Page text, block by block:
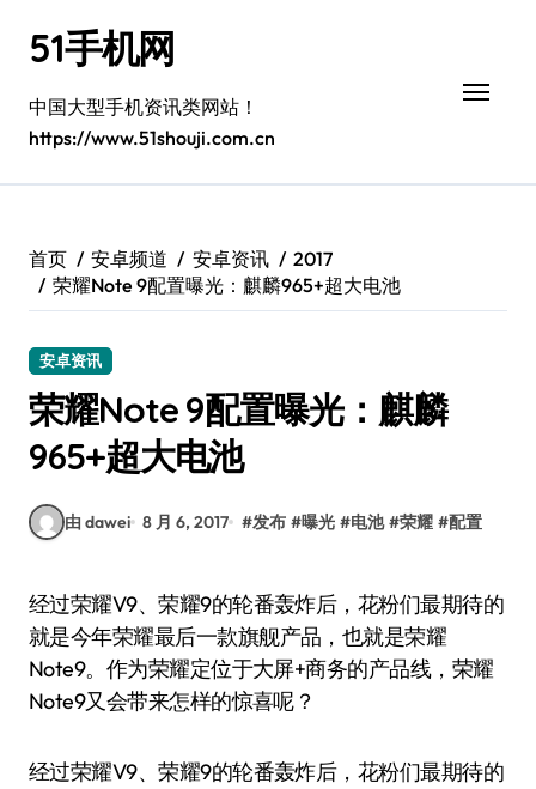
51手机网
中国大型手机资讯类网站！
https://www.51shouji.com.cn
首页 安卓频道 安卓资讯
2017
荣耀Note 9配置曝光：麒麟965+超大电池
安卓资讯
荣耀Note 9配置曝光：麒麟
965+超大电池
由 dawei 8 月 6, 2017 #发布 #曝光 #电池 #荣耀 #配置
经过荣耀V9、荣耀9的轮番轰炸后，花粉们最期待的
就是今年荣耀最后一款旗舰产品，也就是荣耀
Note9。作为荣耀定位于大屏+商务的产品线，荣耀
Note9又会带来怎样的惊喜呢？
经过荣耀V9、荣耀9的轮番轰炸后，花粉们最期待的